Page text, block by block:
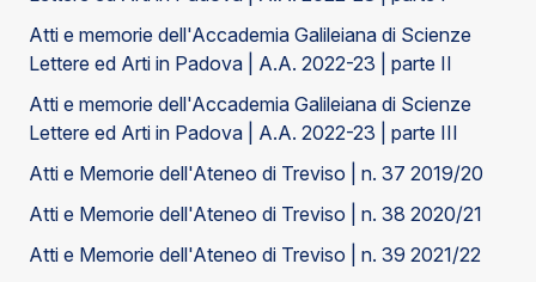
Atti e memorie dell'Accademia Galileiana di Scienze
Lettere ed Arti in Padova | A.A. 2022-23 | parte II
Atti e memorie dell'Accademia Galileiana di Scienze
Lettere ed Arti in Padova | A.A. 2022-23 | parte III
Atti e Memorie dell'Ateneo di Treviso | n. 37 2019/20
Atti e Memorie dell'Ateneo di Treviso | n. 38 2020/21
Atti e Memorie dell'Ateneo di Treviso | n. 39 2021/22